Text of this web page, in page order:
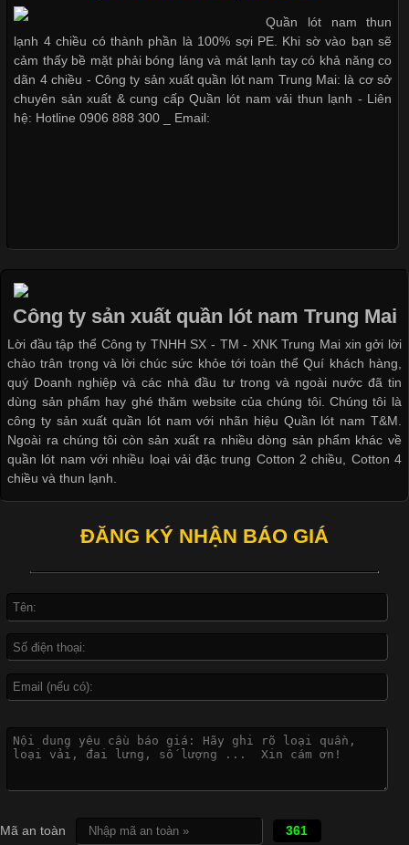
Vải thun là một trong những chất liệu được sử dụng rộng rãi
nhất trong ngành thời trang nhờ đặc tính co giãn, mềm mại và
thoải mái khi mặc. Từ áo thun, đồ thể thao cho đến đồ lót nam,
vải thun luôn đóng vai trò quan trọng trong quá trình sản xuất.
Hiện nay, nhu cầu tìm kiếm quần lót nam giá
Các Form Áo Thun Phổ Biến Hiện Nay Và Xu Hướng Trong
Ngành May Mặc Áo thun là một trong những trang phục quen
thuộc và được sử dụng phổ biến nhất hiện nay. Không chỉ đa
dạng về màu sắc hay chất liệu, áo thun còn có nhiều form dáng
khác nhau để phù hợp với từng phong cách thời trang và nhu
cầu
Khám Phá Áo Phông Trang Phục Phổ Biến Nhất Hiện Nay
Áo phông là một trong những trang phục phổ biến nhất trong
được ứng dụng rộng rãi trong ngành sản xuất may mặc, đặc
Đại
Cập nhật 2026-04-21 15:41:03
In Chuyển Nhiệt Là Gì? Công Nghệ In Hiện Đại Trong Ngành
May Mặc Trong ngành in ấn và thời trang, in chuyển nhiệt đang
Bộ sưu tập quần lót nam Boxer TpHCM
Dễ chịu hơn với quần lót nam giá rẻ vải Cotton 4 chiều
Quần lót nam thun
lạnh 4 chiều có thành phần là 100% sợi PE. Khi sờ vào bạn sẽ
cảm thấy bề mặt phải bóng láng và mát lạnh tay có khả năng co
dãn 4 chiều - Công ty sản xuất quần lót nam Trung Mai: là cơ sở
chuyên sản xuất & cung cấp Quần lót nam vải thun lạnh - Liên
hệ: Hotline 0906 888 300 _ Email:
Công ty sản xuất quần lót nam Trung Mai
Lời đầu tập thể Công ty TNHH SX - TM - XNK Trung Mai xin gởi lời
chào trân trọng và lời chúc sức khỏe tới toàn thể Quí khách hàng,
quý Doanh nghiệp và các nhà đầu tư trong và ngoài nước đã tin
dùng sản phẩm hay ghé thăm website của chúng tôi. Chúng tôi là
công ty sản xuất quần lót nam với nhãn hiệu Quần lót nam T&M.
Ngoài ra chúng tôi còn sản xuất ra nhiều dòng sản phẩm khác về
quần lót nam với nhiều loại vải đặc trung Cotton 2 chiều, Cotton 4
chiều và thun lạnh.
ĐĂNG KÝ NHẬN BÁO GIÁ
Mã an toàn 361